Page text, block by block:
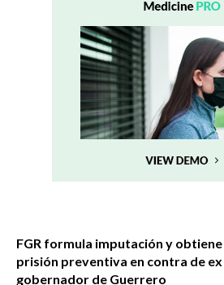
FGR formula imputación y obtiene
prisión preventiva en contra de ex
gobernador de Guerrero